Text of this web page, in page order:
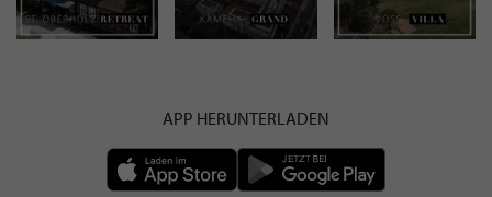
APP HERUNTERLADEN